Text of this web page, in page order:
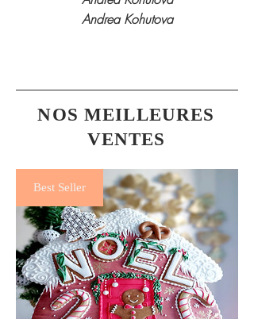
Andrea Kohutova
NOS MEILLEURES
VENTES
Best Seller